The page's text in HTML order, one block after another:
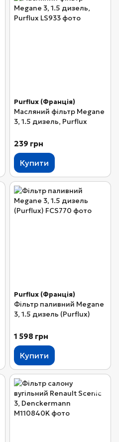
Purflux (Франція)
Масляний фільтр Megane
3, 1.5 дизель, Purflux
239 грн
Купити
Purflux (Франція)
Фільтр паливний Megane
3, 1.5 дизель (Purflux)
1 598 грн
Купити